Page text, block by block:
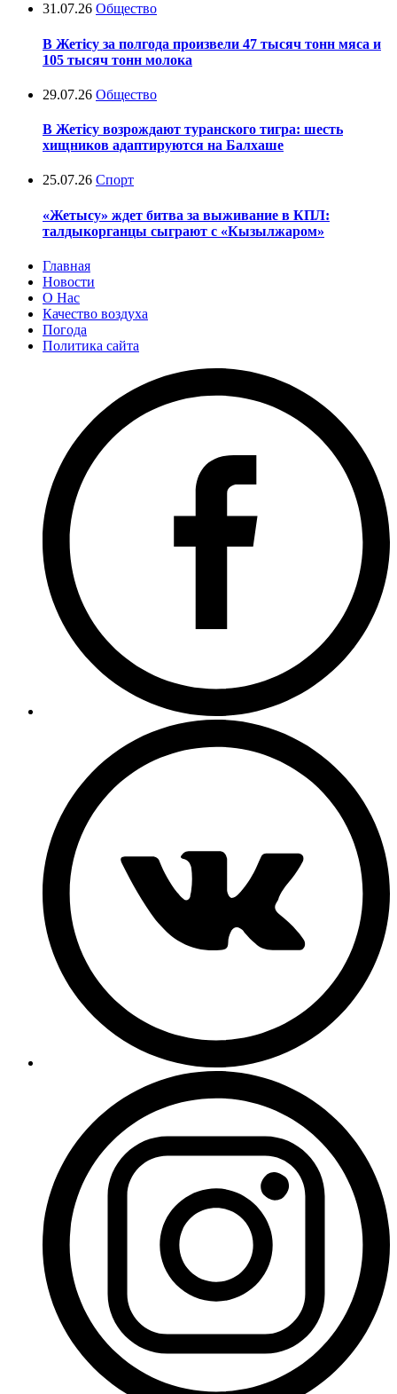
31.07.26 Общество
В Жетісу за полгода произвели 47 тысяч тонн мяса и
105 тысяч тонн молока
29.07.26 Общество
В Жетісу возрождают туранского тигра: шесть
хищников адаптируются на Балхаше
25.07.26 Спорт
«Жетысу» ждет битва за выживание в КПЛ:
талдыкорганцы сыграют с «Кызылжаром»
Главная
Новости
О Нас
Качество воздуха
Погода
Политика сайта